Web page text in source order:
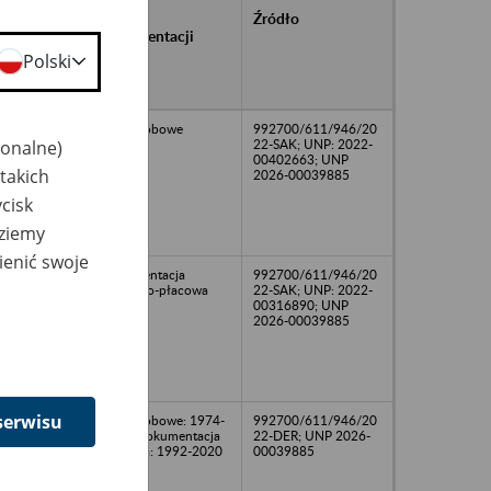
w
dokumentacji
Źródło
Akta osobowe
992700/611/946/20
22-SAK; UNP: 2022-
00402663; UNP
2026-00039885
Dokumentacja
osobowo-płacowa
992700/611/946/20
22-SAK; UNP: 2022-
00316890; UNP
2026-00039885
Akta osobowe: 1974-
2020; dokumentacja
płacowa: 1992-2020
992700/611/946/20
22-DER; UNP 2026-
00039885
Polski
swoje